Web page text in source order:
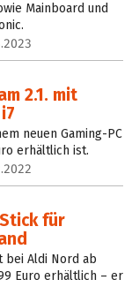
Mainboard und
2.1. mit
neuen Gaming-PC
erhältlich ist.
für
bei Aldi Nord ab
Euro erhältlich – er